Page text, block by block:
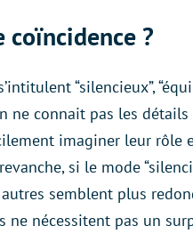
coïncidence ?
“silencieux”,
ne connait pas les détails
imaginer leur rôle
si le mode
semblent plus
ne nécessitent pas un